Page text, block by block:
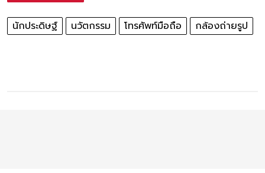
นักประดิษฐ์ นวัตกรรม โทรศัพท์มือถือ กล้องถ่ายรูป